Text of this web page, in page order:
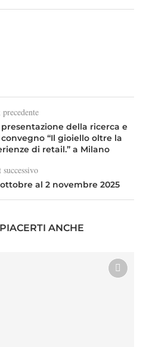
precedente
della ricerca e
“Il gioiello oltre la
di retail.” a Milano
successivo
ottobre al 2 novembre 2025
ANCHE